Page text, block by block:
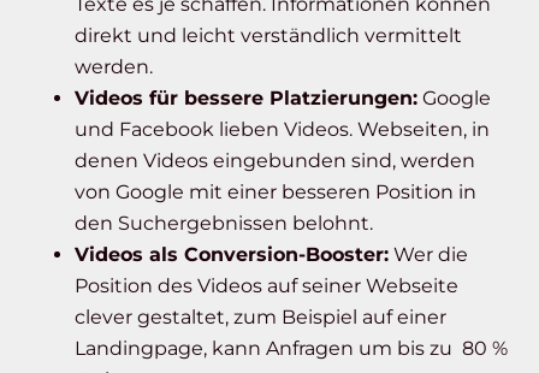
Texte es je schaffen. Informationen können
direkt und leicht verständlich vermittelt
werden.
Videos für bessere Platzierungen: Google
und Facebook lieben Videos. Webseiten, in
denen Videos eingebunden sind, werden
von Google mit einer besseren Position in
den Suchergebnissen belohnt.
Videos als Conversion-Booster: Wer die
Position des Videos auf seiner Webseite
clever gestaltet, zum Beispiel auf einer
Landingpage, kann Anfragen um bis zu 80 %